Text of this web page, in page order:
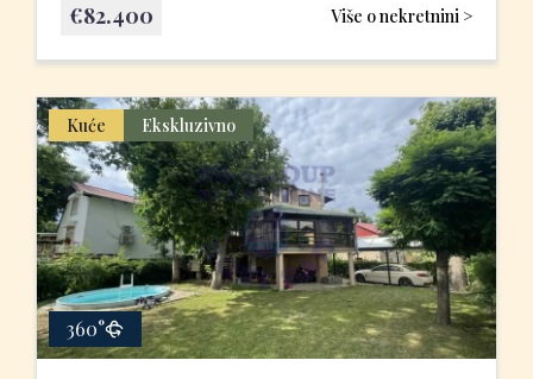
Više o nekretnini >
€82.400
Kuće Ekskluzivno
360°